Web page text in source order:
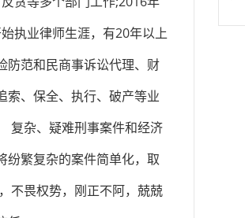
执业律师生涯，有20年以上
防范和民商事诉讼代理、财
索、保全、执行、破产等业
复杂、疑难刑事案件和经济
纷繁复杂的案件简单化，取
不畏权势，刚正不阿，兢兢